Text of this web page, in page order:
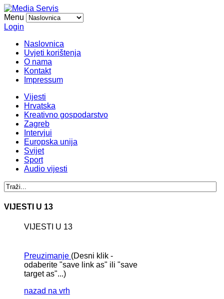
Menu
Login
Naslovnica
Uvjeti korištenja
O nama
Kontakt
Impressum
Vijesti
Hrvatska
Kreativno gospodarstvo
Zagreb
Intervjui
Europska unija
Svijet
Sport
Audio vijesti
VIJESTI U 13
VIJESTI U 13
Preuzimanje (Desni klik -
odaberite "save link as" ili "save
target as"...)
nazad na vrh